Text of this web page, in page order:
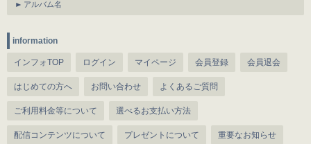
アルバム名
information
インフォTOP ログイン マイページ 会員登録 会員退会
はじめての方へ お問い合わせ よくあるご質問
ご利用料金等について 選べるお支払い方法
配信コンテンツについて プレゼントについて 重要なお知らせ